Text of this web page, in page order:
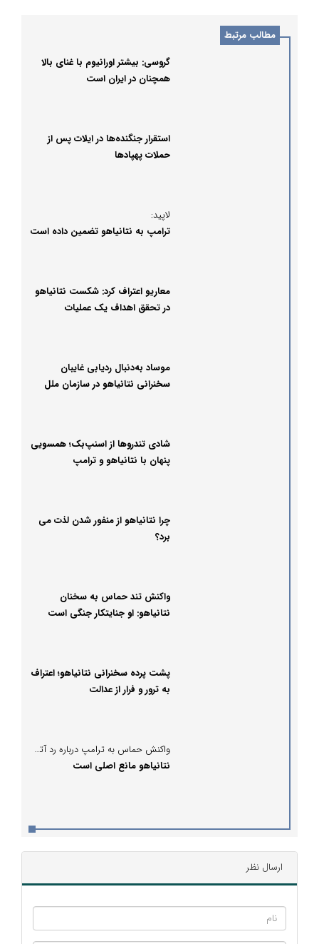
مطالب مرتبط
گروسی: بیشتر اورانیوم با غنای بالا
همچنان در ایران است
استقرار جنگنده‌ها در ایلات پس از
حملات پهپادها
لاپید:
ترامپ به نتانیاهو تضمین داده است
معاریو اعتراف کرد: شکست نتانیاهو
در تحقق اهداف یک عملیات
موساد به‌دنبال ردیابی غایبان
سخنرانی نتانیاهو در سازمان ملل
شادی تندروها از اسنپ‌بک؛ همسویی
پنهان با نتانیاهو و ترامپ
چرا نتانیاهو از منفور شدن لذت می
برد؟
واکنش تند حماس به سخنان
نتانیاهو: او جنایتکار جنگی است
پشت پرده سخنرانی نتانیاهو؛ اعتراف
به ترور و فرار از عدالت
واکنش حماس به ترامپ درباره رد آتش‌بس در غزه:
نتانیاهو مانع اصلی است
ارسال نظر